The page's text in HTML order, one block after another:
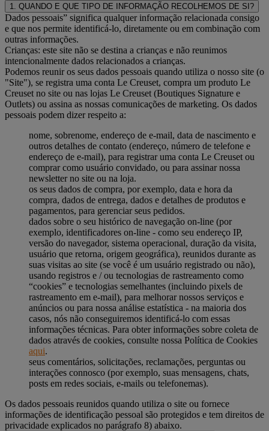
1. QUANDO E QUE TIPO DE INFORMAÇÃO RECOLHEMOS DE SI?
Dados pessoais” significa qualquer informação relacionada consigo
e que nos permite identificá-lo, diretamente ou em combinação com
outras informações.
Crianças: este site não se destina a crianças e não reunimos
intencionalmente dados relacionados a crianças.
Podemos reunir os seus dados pessoais quando utiliza o nosso site (o
"Site"), se registra uma conta Le Creuset, compra um produto Le
Creuset no site ou nas lojas Le Creuset (Boutiques Signature e
Outlets) ou assina as nossas comunicações de marketing. Os dados
pessoais podem dizer respeito a:
nome, sobrenome, endereço de e-mail, data de nascimento e
outros detalhes de contato (endereço, número de telefone e
endereço de e-mail), para registrar uma conta Le Creuset ou
comprar como usuário convidado, ou para assinar nossa
newsletter no site ou na loja.
os seus dados de compra, por exemplo, data e hora da
compra, dados de entrega, dados e detalhes de produtos e
pagamentos, para gerenciar seus pedidos.
dados sobre o seu histórico de navegação on-line (por
exemplo, identificadores on-line - como seu endereço IP,
versão do navegador, sistema operacional, duração da visita,
usuário que retorna, origem geográfica), reunidos durante as
suas visitas ao site (se você é um usuário registrado ou não),
usando registros e / ou tecnologias de rastreamento como
“cookies” e tecnologias semelhantes (incluindo pixels de
rastreamento em e-mail), para melhorar nossos serviços e
anúncios ou para nossa análise estatística - na maioria dos
casos, nós não conseguiremos identificá-lo com essas
informações técnicas. Para obter informações sobre coleta de
dados através de cookies, consulte nossa Política de Cookies
aqui.
seus comentários, solicitações, reclamações, perguntas ou
interações connosco (por exemplo, suas mensagens, chats,
posts em redes sociais, e-mails ou telefonemas).
Os dados pessoais reunidos quando utiliza o site ou fornece
informações de identificação pessoal são protegidos e tem direitos de
privacidade explicados no parágrafo 8) abaixo.